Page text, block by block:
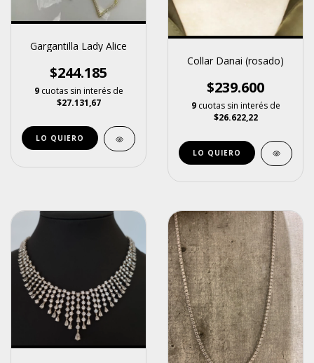
Gargantilla Lady Alice
$244.185
9 cuotas sin interés de
$27.131,67
LO QUIERO
Collar Danai (rosado)
$239.600
9 cuotas sin interés de
$26.622,22